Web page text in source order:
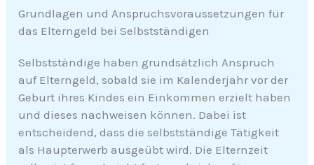
Grundlagen und Anspruchsvoraussetzungen für
das Elterngeld bei Selbstständigen
Selbstständige haben grundsätzlich Anspruch
auf Elterngeld, sobald sie im Kalenderjahr vor der
Geburt ihres Kindes ein Einkommen erzielt haben
und dieses nachweisen können. Dabei ist
entscheidend, dass die selbstständige Tätigkeit
als Haupterwerb ausgeübt wird. Die Elternzeit